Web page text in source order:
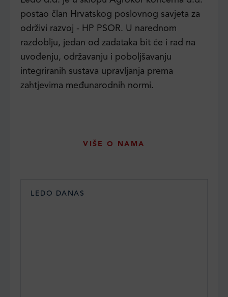
postao član Hrvatskog poslovnog savjeta za
održivi razvoj - HP PSOR. U narednom
razdoblju, jedan od zadataka bit će i rad na
uvođenju, održavanju i poboljšavanju
integriranih sustava upravljanja prema
zahtjevima međunarodnih normi.
VIŠE O NAMA
LEDO DANAS